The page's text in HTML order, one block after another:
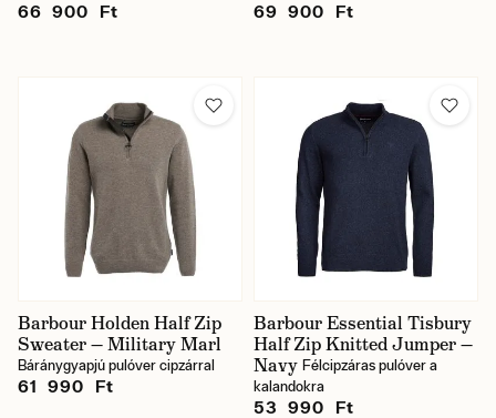
66 900 Ft 69 900 Ft
Barbour Holden Half Zip
Sweater — Military Marl
Báránygyapjú pulóver cipzárral
61 990 Ft
Barbour Essential Tisbury
Half Zip Knitted Jumper —
Navy Félcipzáras pulóver a
kalandokra
53 990 Ft